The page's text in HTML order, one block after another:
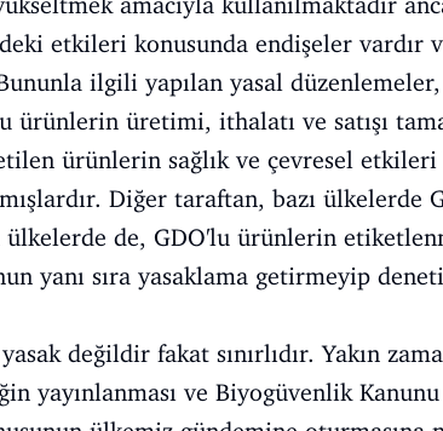
etkileri konusunda endişeler vardır
ilgili yapılan yasal
ürünlerin üretimi, ithalatı ve satışı
ürünlerin sağlık ve çevresel etkileri
Diğer taraftan, bazı ülkelerde
de, GDO'lu ürünlerin
yanı sıra yasaklama getirmeyip
değildir fakat sınırlıdır.Yakın
yayınlanması ve Biyogüvenlik Kanunu